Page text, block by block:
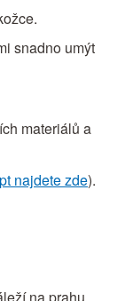
snadno umýt
materiálů a
najdete zde).
na prahu